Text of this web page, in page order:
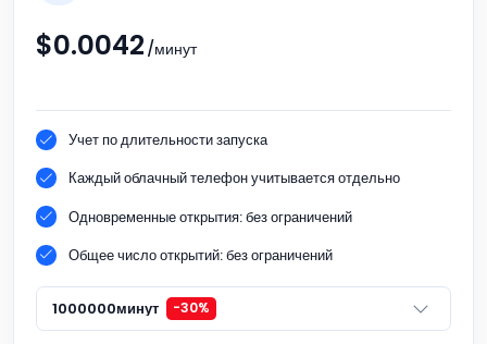
$0.0042 /минут
Учет по длительности запуска
Каждый облачный телефон учитывается отдельно
Одновременные открытия: без ограничений
Общее число открытий: без ограничений
1000000минут -30%